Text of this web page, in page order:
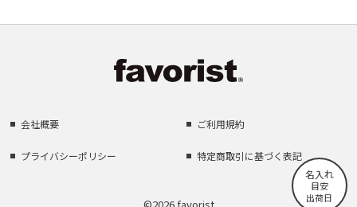
会社概要 ご利用規約
プライバシーポリシー 特定商取引に基づく表記
名入れ
目安
出荷日